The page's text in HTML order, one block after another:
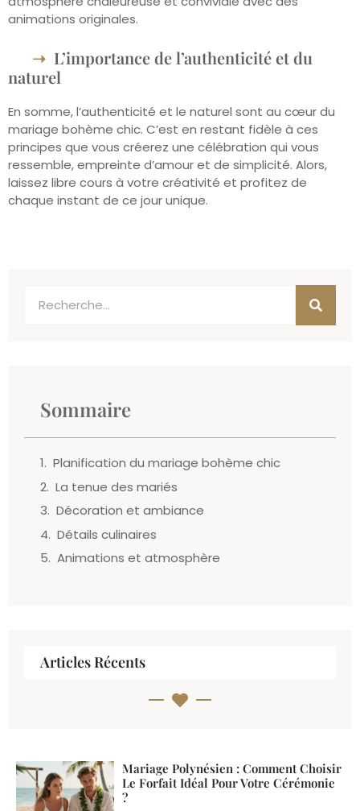
animations originales.
L’importance de l’authenticité et du
naturel
En somme, l’authenticité et le naturel sont au cœur du
mariage bohème chic. C’est en restant fidèle à ces
principes que vous créerez une célébration qui vous
ressemble, empreinte d’amour et de simplicité. Alors,
laissez libre cours à votre créativité et profitez de
chaque instant de ce jour unique.
Sommaire
Planification du mariage bohème chic
La tenue des mariés
Décoration et ambiance
Détails culinaires
Animations et atmosphère
Articles Récents
Mariage Polynésien : Comment Choisir
Le Forfait Idéal Pour Votre Cérémonie
?